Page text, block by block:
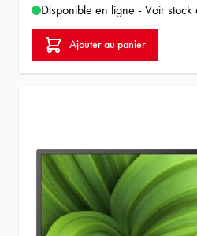
Disponible en ligne - Voir stock
Ajouter au panier